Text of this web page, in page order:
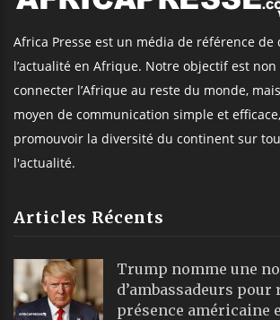
Africa Presse est un média de référence de
l’actualité en Afrique. Notre objectif est
connecter l’Afrique au reste du monde,
moyen de communication simple et
promouvoir la diversité du continent sur
l'actualité.
Articles Récents
Trump nomme une
d’ambassadeurs
présence américaine